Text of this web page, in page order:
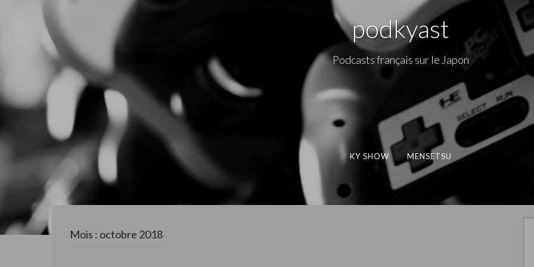
podkyast
Podcasts français sur le Japon
KY SHOW MENSETSU
Mois : octobre 2018